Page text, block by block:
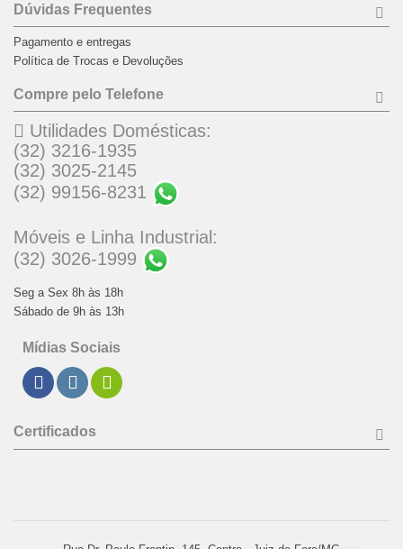
Dúvidas Frequentes
Pagamento e entregas
Política de Trocas e Devoluções
Compre pelo Telefone
Utilidades Domésticas:
(32) 3216-1935
(32) 3025-2145
(32) 99156-8231
Móveis e Linha Industrial:
(32) 3026-1999
Seg a Sex 8h às 18h
Sábado de 9h às 13h
Mídias Sociais
Certificados